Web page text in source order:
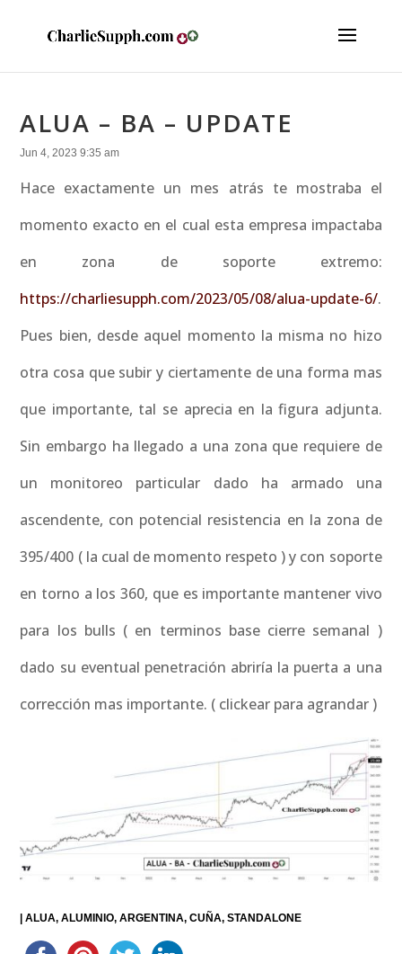
ALUA – BA – UPDATE
Jun 4, 2023 9:35 am
Hace exactamente un mes atrás te mostraba el
momento exacto en el cual esta empresa impactaba
en zona de soporte extremo:
https://charliesupph.com/2023/05/08/alua-update-6/.
Pues bien, desde aquel momento la misma no hizo
otra cosa que subir y ciertamente de una forma mas
que importante, tal se aprecia en la figura adjunta.
Sin embargo ha llegado a una zona que requiere de
un monitoreo particular dado ha armado una
ascendente, con potencial resistencia en la zona de
395/400 ( la cual de momento respeto ) y con soporte
en torno a los 360, que es importante mantener vivo
para los bulls ( en terminos base cierre semanal )
dado su eventual penetración abriría la puerta a una
corrección mas importante. ( clickear para agrandar )
|ALUA ALUMINIO ARGENTINA CUÑA STANDALONE